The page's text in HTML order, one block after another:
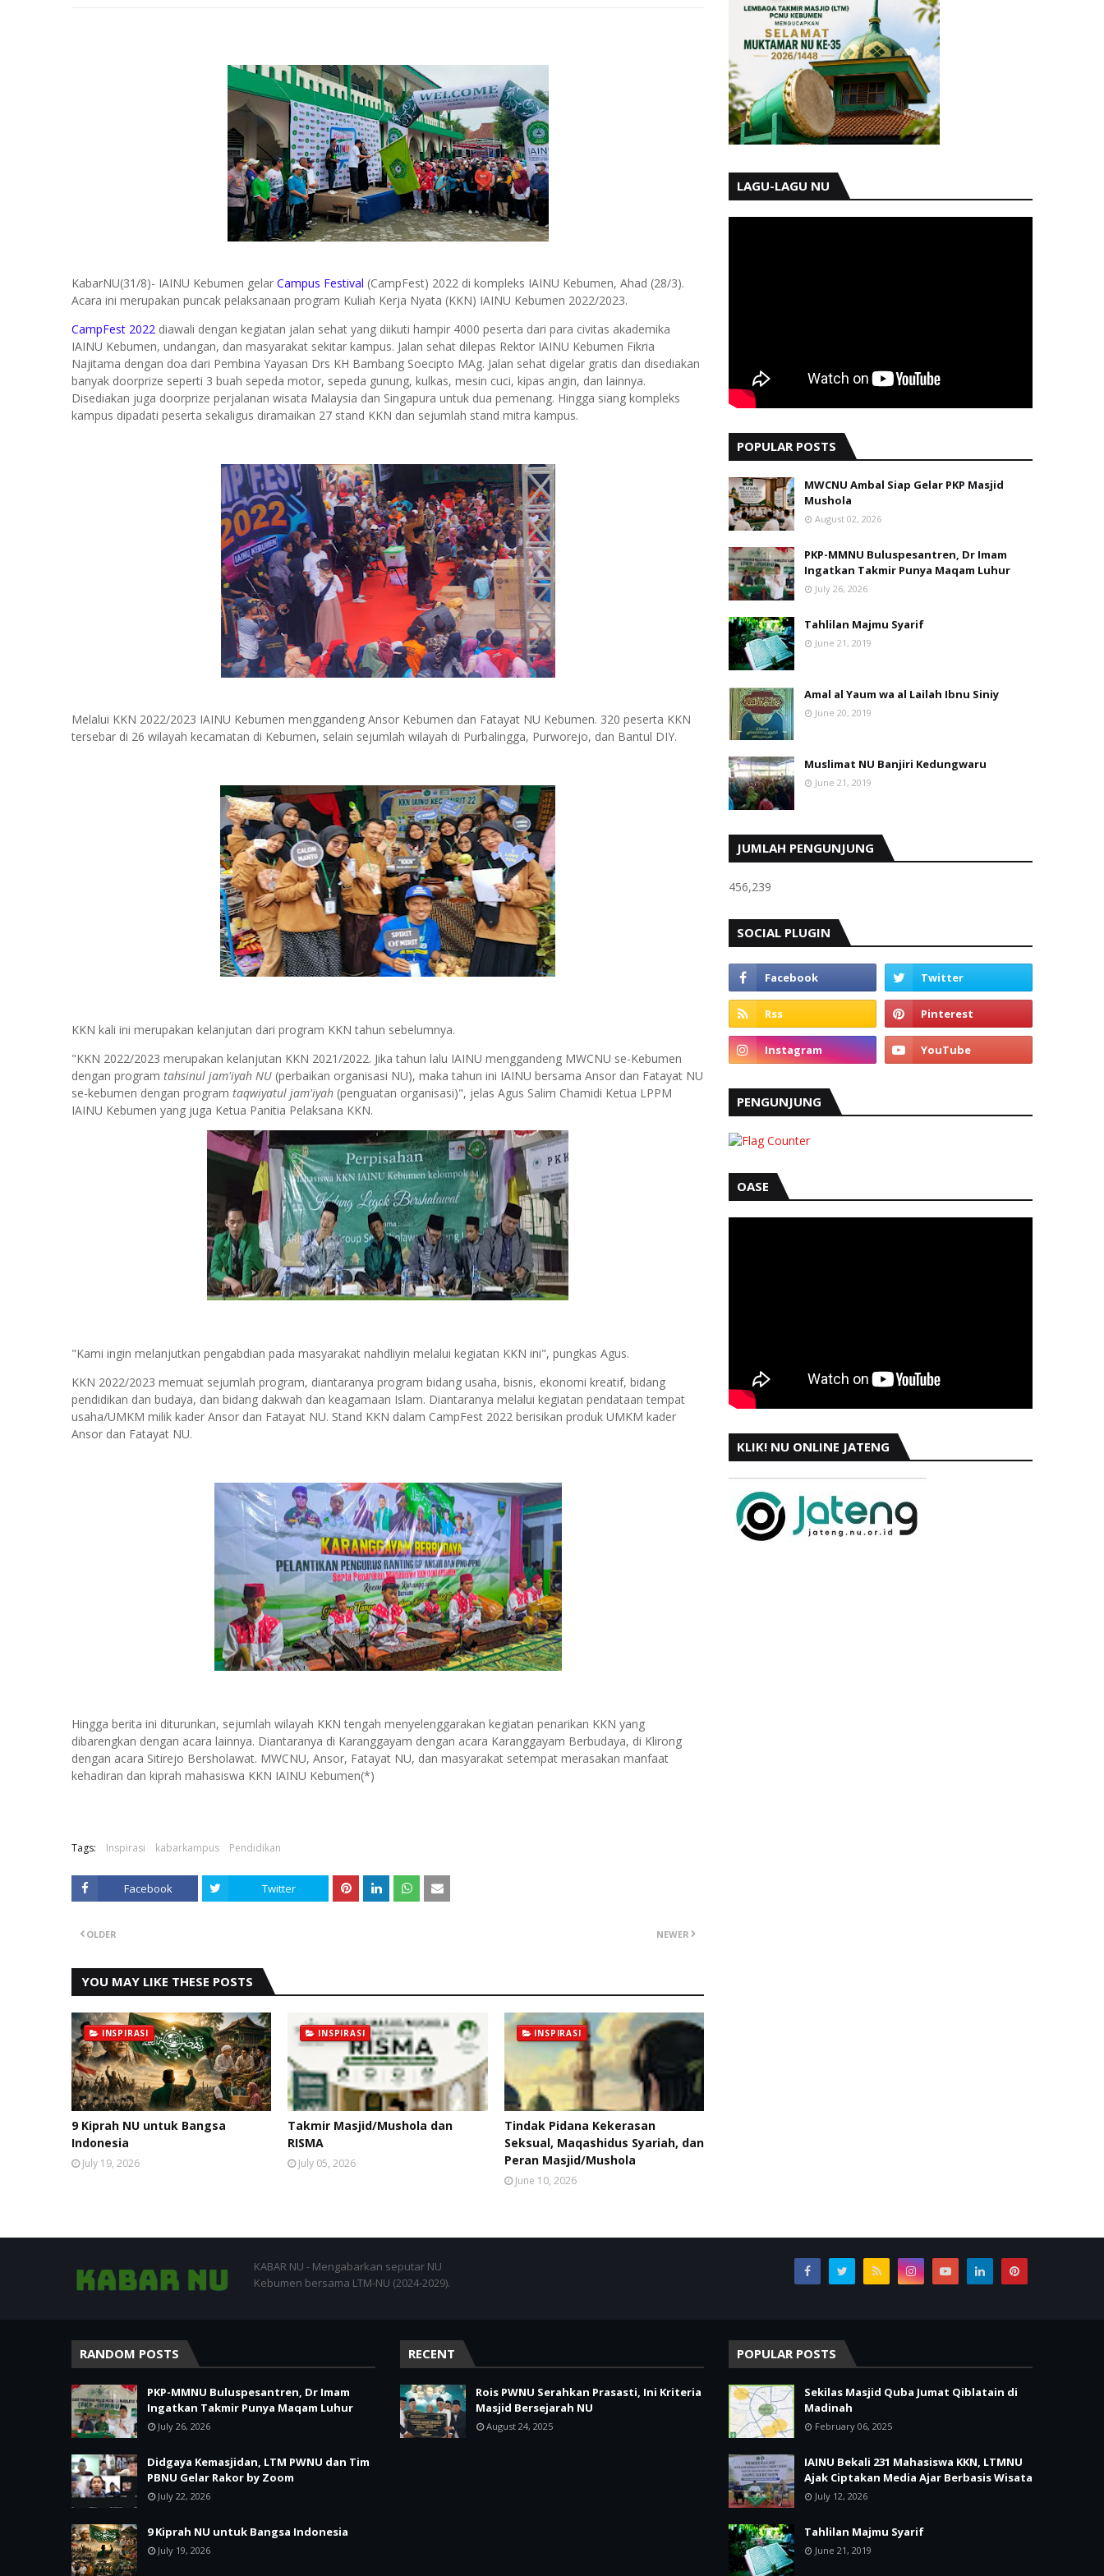
KabarNU(31/8)- IAINU Kebumen gelar Campus Festival (CampFest) 2022 di kompleks IAINU Kebumen, Ahad (28/3).
Acara ini merupakan puncak pelaksanaan program Kuliah Kerja Nyata (KKN) IAINU Kebumen 2022/2023.
CampFest 2022 diawali dengan kegiatan jalan sehat yang diikuti hampir 4000 peserta dari para civitas akademika
IAINU Kebumen, undangan, dan masyarakat sekitar kampus. Jalan sehat dilepas Rektor IAINU Kebumen Fikria
Najitama dengan doa dari Pembina Yayasan Drs KH Bambang Soecipto MAg. Jalan sehat digelar gratis dan disediakan
banyak doorprize seperti 3 buah sepeda motor, sepeda gunung, kulkas, mesin cuci, kipas angin, dan lainnya.
Disediakan juga doorprize perjalanan wisata Malaysia dan Singapura untuk dua pemenang. Hingga siang kompleks
kampus dipadati peserta sekaligus diramaikan 27 stand KKN dan sejumlah stand mitra kampus.
Melalui KKN 2022/2023 IAINU Kebumen menggandeng Ansor Kebumen dan Fatayat NU Kebumen. 320 peserta KKN
tersebar di 26 wilayah kecamatan di Kebumen, selain sejumlah wilayah di Purbalingga, Purworejo, dan Bantul DIY.
KKN kali ini merupakan kelanjutan dari program KKN tahun sebelumnya.
"KKN 2022/2023 merupakan kelanjutan KKN 2021/2022. Jika tahun lalu IAINU menggandeng MWCNU se-Kebumen
dengan program tahsinul jam'iyah NU (perbaikan organisasi NU), maka tahun ini IAINU bersama Ansor dan Fatayat NU
se-kebumen dengan program taqwiyatul jam'iyah (penguatan organisasi)", jelas Agus Salim Chamidi Ketua LPPM
IAINU Kebumen yang juga Ketua Panitia Pelaksana KKN.
"Kami ingin melanjutkan pengabdian pada masyarakat nahdliyin melalui kegiatan KKN ini", pungkas Agus.
KKN 2022/2023 memuat sejumlah program, diantaranya program bidang usaha, bisnis, ekonomi kreatif, bidang
pendidikan dan budaya, dan bidang dakwah dan keagamaan Islam. Diantaranya melalui kegiatan pendataan tempat
usaha/UMKM milik kader Ansor dan Fatayat NU. Stand KKN dalam CampFest 2022 berisikan produk UMKM kader
Ansor dan Fatayat NU.
Hingga berita ini diturunkan, sejumlah wilayah KKN tengah menyelenggarakan kegiatan penarikan KKN yang
dibarengkan dengan acara lainnya. Diantaranya di Karanggayam dengan acara Karanggayam Berbudaya, di Klirong
dengan acara Sitirejo Bersholawat. MWCNU, Ansor, Fatayat NU, dan masyarakat setempat merasakan manfaat
kehadiran dan kiprah mahasiswa KKN IAINU Kebumen(*)
Tags: Inspirasi kabarkampus Pendidikan
Facebook Twitter
NEWER
OLDER
YOU MAY LIKE THESE POSTS
INSPIRASI
9 Kiprah NU untuk Bangsa
Indonesia
July 19, 2026
INSPIRASI
Takmir Masjid/Mushola dan
RISMA
July 05, 2026
INSPIRASI
Tindak Pidana Kekerasan
Seksual, Maqashidus Syariah, dan
Peran Masjid/Mushola
June 10, 2026
LAGU-LAGU NU
POPULAR POSTS
MWCNU Ambal Siap Gelar PKP Masjid
Mushola
August 02, 2026
PKP-MMNU Buluspesantren, Dr Imam
Ingatkan Takmir Punya Maqam Luhur
July 26, 2026
Tahlilan Majmu Syarif
June 21, 2019
Amal al Yaum wa al Lailah Ibnu Siniy
June 20, 2019
Muslimat NU Banjiri Kedungwaru
June 21, 2019
JUMLAH PENGUNJUNG
456,239
SOCIAL PLUGIN
PENGUNJUNG
OASE
KLIK! NU ONLINE JATENG
KABAR NU - Mengabarkan seputar NU
Kebumen bersama LTM-NU (2024-2029).
RANDOM POSTS
PKP-MMNU Buluspesantren, Dr Imam
Ingatkan Takmir Punya Maqam Luhur
July 26, 2026
Didgaya Kemasjidan, LTM PWNU dan Tim
PBNU Gelar Rakor by Zoom
July 22, 2026
9 Kiprah NU untuk Bangsa Indonesia
July 19, 2026
RECENT
Rois PWNU Serahkan Prasasti, Ini Kriteria
Masjid Bersejarah NU
August 24, 2025
POPULAR POSTS
Sekilas Masjid Quba Jumat Qiblatain di
Madinah
February 06, 2025
IAINU Bekali 231 Mahasiswa KKN, LTMNU
Ajak Ciptakan Media Ajar Berbasis Wisata
July 12, 2026
Tahlilan Majmu Syarif
June 21, 2019